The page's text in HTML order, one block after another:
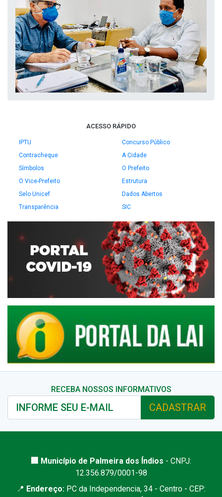
ACESSO RÁPIDO
IPTU
Concurso Público
Contracheque
A Cidade
Símbolos
O Prefeito
O Vice-Prefeito
Estrutura
Selo Unicef
Dados Abertos
Transparência
SIC
RECEBA NOSSOS INFORMATIVOS
CADASTRAR
🏢 Município de Palmeira dos Índios - CNPJ:
12.356.879/0001-98
📍 Endereço: PC da Independencia, 34 - Centro - CEP: